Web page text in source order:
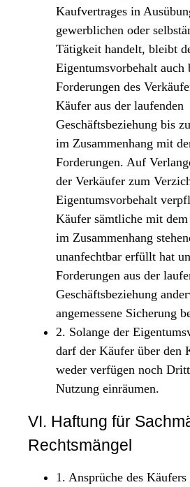
Kaufvertrages in
gewerblichen oder
Tätigkeit handelt, bleibt
Eigentumsvorbehalt auch
Forderungen des
Käufer aus der laufenden
Geschäftsbeziehung bis
im Zusammenhang mit
Forderungen. Auf
der Verkäufer zum
Eigentumsvorbehalt
Käufer sämtliche mit
im Zusammenhang
unanfechtbar erfüllt hat
Forderungen aus der
Geschäftsbeziehung
angemessene Sicherung
2. Solange der
darf der Käufer über den
weder verfügen noch
Nutzung einräumen.
VI. Haftung für
Rechtsmängel
1. Ansprüche des Käufers